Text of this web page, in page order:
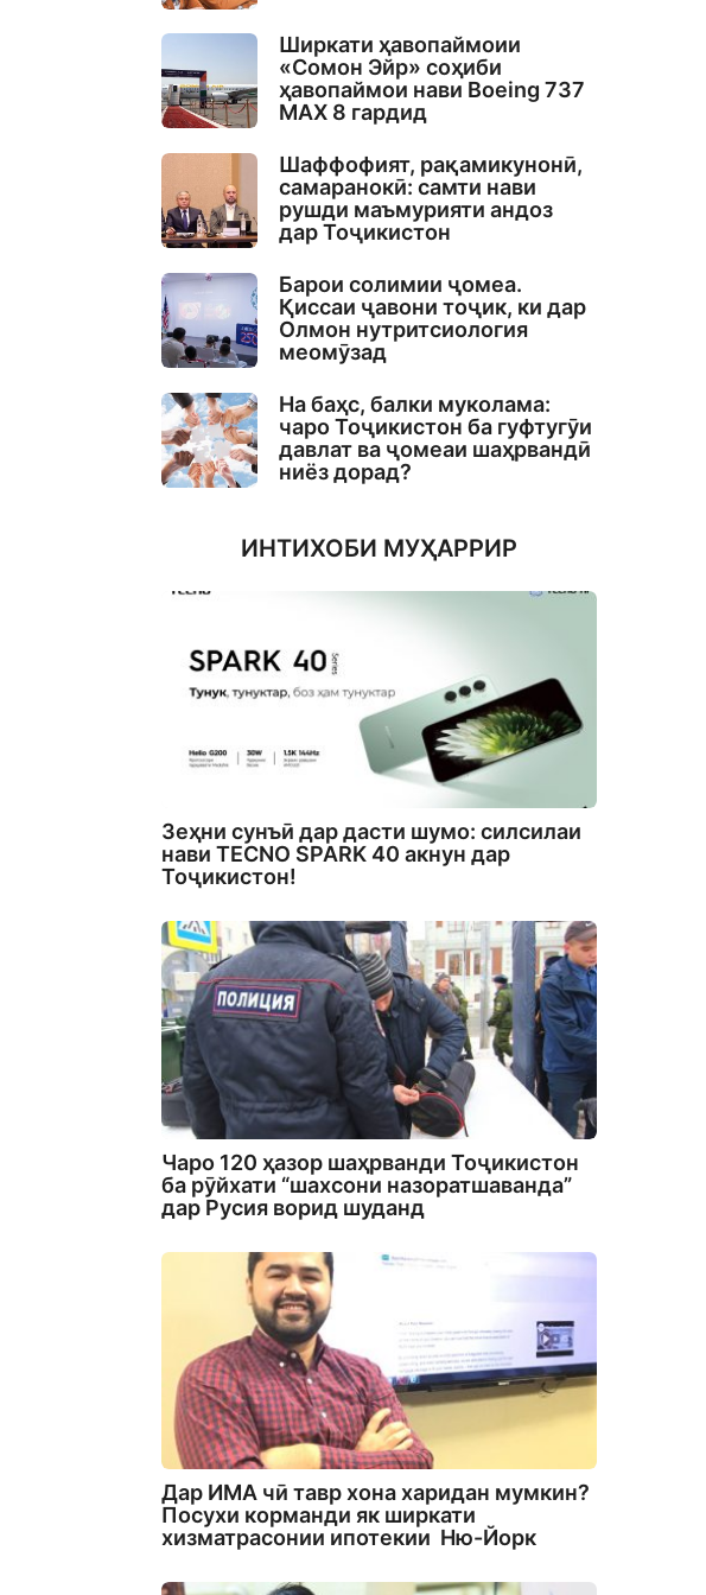
Ширкати ҳавопаймоии
«Сомон Эйр» соҳиби
ҳавопаймои нави Boeing 737
MAX 8 гардид
Шаффофият, рақамикунонӣ,
самаранокӣ: самти нави
рушди маъмурияти андоз
дар Тоҷикистон
Барои солимии ҷомеа.
Қиссаи ҷавони тоҷик, ки дар
Олмон нутритсиология
меомӯзад
На баҳс, балки муколама:
чаро Тоҷикистон ба гуфтугӯи
давлат ва ҷомеаи шаҳрвандӣ
ниёз дорад?
ИНТИХОБИ МУҲАРРИР
Зеҳни сунъӣ дар дасти шумо: силсилаи
нави TECNO SPARK 40 акнун дар
Тоҷикистон!
Чаро 120 ҳазор шаҳрванди Тоҷикистон
ба рӯйхати “шахсони назоратшаванда”
дар Русия ворид шуданд
Дар ИМА чӣ тавр хона харидан мумкин?
Посухи корманди як ширкати
хизматрасонии ипотекии Ню-Йорк